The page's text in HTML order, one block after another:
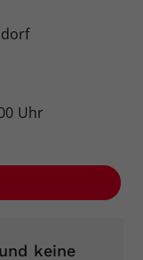
Uhr
keine